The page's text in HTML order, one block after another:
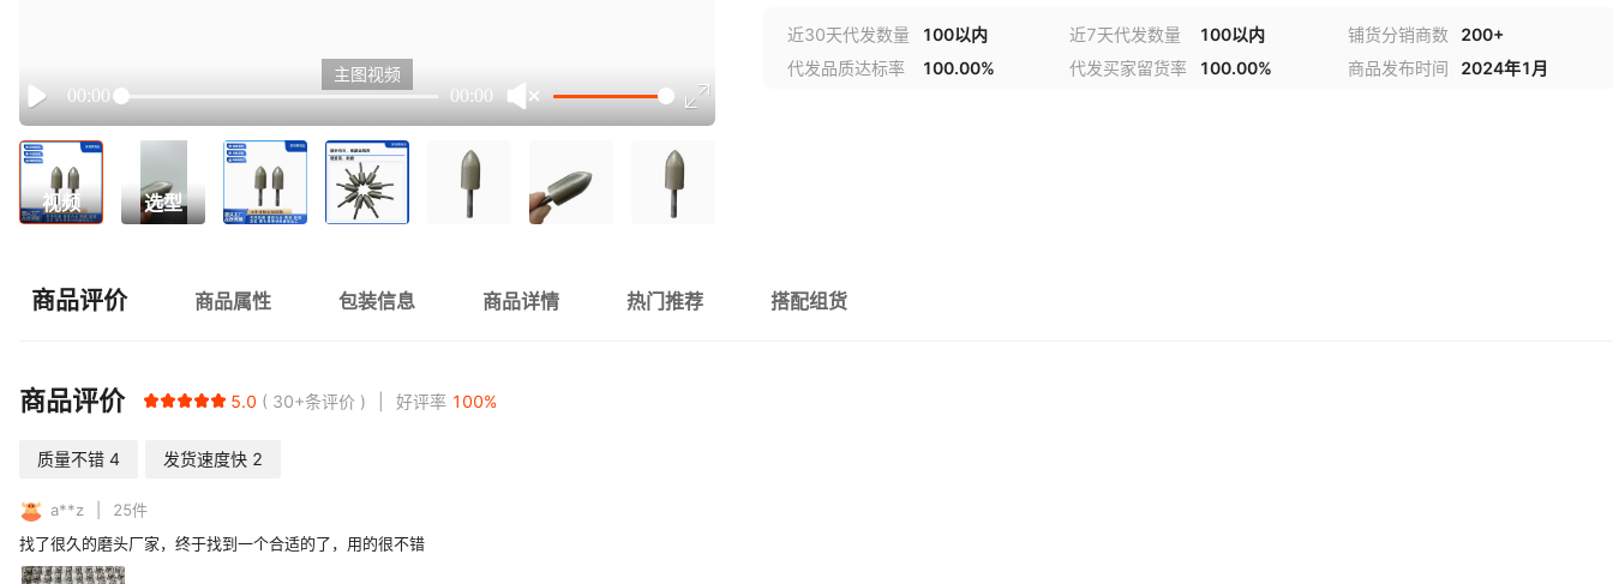
Play
00:00 00:00
主图视频 选型视频
视频 选型
近30天代发数量 100以内 近7天代发数量 100以内 铺货分销商数
200+
代发品质达标率
100.00% 代发买家留货率 100.00% 商品发布时间 2024年1月
商品评价 商品属性 包装信息 商品详情 热门推荐 搭配组货
商品评价 5.0 30+条评价 好评率 100%
质量不错 4 发货速度快 2
a**z 25件
找了很久的磨头厂家，终于找到一个合适的了，用的很不错